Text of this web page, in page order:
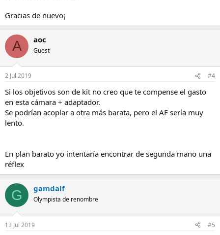
Gracias de nuevo¡
A aoc
Guest
2 Jul 2019 #4
Si los objetivos son de kit no creo que te compense el gasto
en esta cámara + adaptador.
Se podrían acoplar a otra más barata, pero el AF sería muy
lento.
En plan barato yo intentaría encontrar de segunda mano una
réflex
G gamdalf
Olympista de renombre
13 Jul 2019 #5